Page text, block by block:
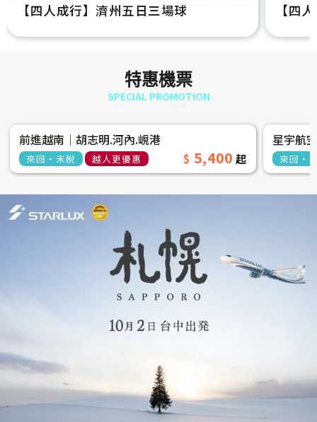
【四人成行】濟州五日三場球 【四
特惠機票
SPECIAL PROMOTION
前進越南│胡志明.河內.峴港
來回‧未稅 越人更優惠 5,400
星宇航
來回‧